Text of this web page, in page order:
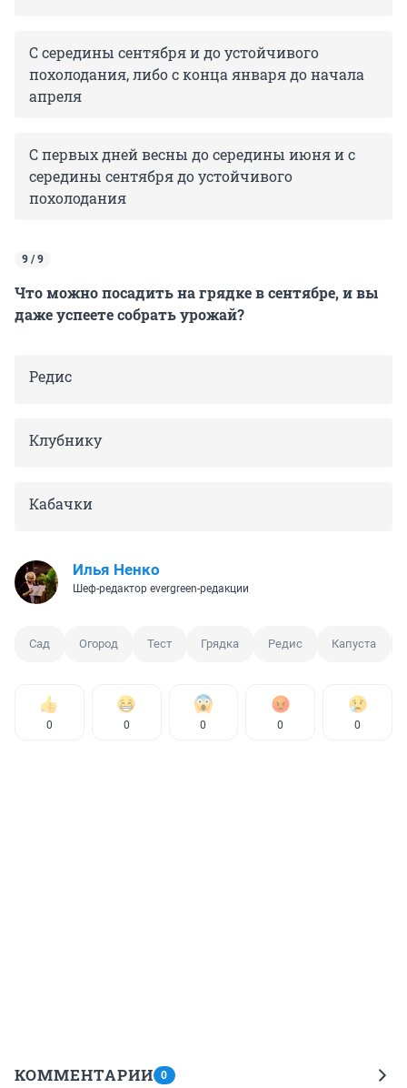
С середины сентября и до устойчивого
похолодания, либо с конца января до начала
апреля
С первых дней весны до середины июня и с
середины сентября до устойчивого
похолодания
9 / 9
Что можно посадить на грядке в сентябре, и вы
даже успеете собрать урожай?
Редис
Клубнику
Кабачки
Илья Ненко
Шеф-редактор evergreen-редакции
Сад Огород Тест Грядка Редис Капуста
0 0 0 0 0
КОММЕНТАРИИ 0